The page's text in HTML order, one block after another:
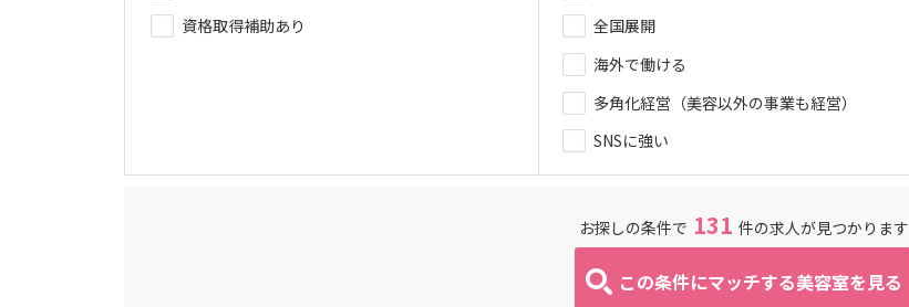
資格取得補助あり
全国展開
海外で働ける
多角化経営（美容以外の事業も経営）
SNSに強い
お探しの条件で 131 件の求人が見つかります